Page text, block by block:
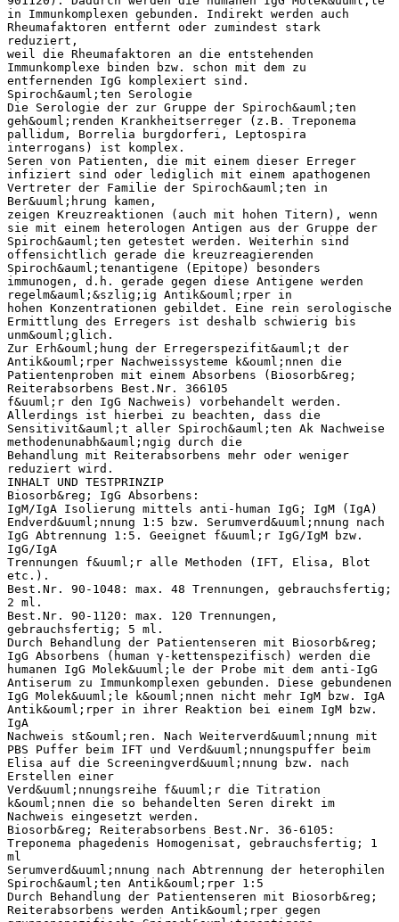
in Immunkomplexen gebunden. Indirekt werden auch
Rheumafaktoren entfernt oder zumindest stark
reduziert,
weil die Rheumafaktoren an die entstehenden
Immunkomplexe binden bzw. schon mit dem zu
entfernenden IgG komplexiert sind.
Spiroch&auml;ten Serologie
Die Serologie der zur Gruppe der Spiroch&auml;ten
geh&ouml;renden Krankheitserreger (z.B. Treponema
pallidum, Borrelia burgdorferi, Leptospira
interrogans) ist komplex.
Seren von Patienten, die mit einem dieser Erreger
infiziert sind oder lediglich mit einem apathogenen
Vertreter der Familie der Spiroch&auml;ten in
Ber&uuml;hrung kamen,
zeigen Kreuzreaktionen (auch mit hohen Titern), wenn
sie mit einem heterologen Antigen aus der Gruppe der
Spiroch&auml;ten getestet werden. Weiterhin sind
offensichtlich gerade die kreuzreagierenden
Spiroch&auml;tenantigene (Epitope) besonders
immunogen, d.h. gerade gegen diese Antigene werden
regelm&auml;&szlig;ig Antik&ouml;rper in
hohen Konzentrationen gebildet. Eine rein serologische
Ermittlung des Erregers ist deshalb schwierig bis
unm&ouml;glich.
Zur Erh&ouml;hung der Erregerspezifit&auml;t der
Antik&ouml;rper Nachweissysteme k&ouml;nnen die
Patientenproben mit einem Absorbens (Biosorb&reg;
Reiterabsorbens Best.Nr. 366105
f&uuml;r den IgG Nachweis) vorbehandelt werden.
Allerdings ist hierbei zu beachten, dass die
Sensitivit&auml;t aller Spiroch&auml;ten Ak Nachweise
methodenunabh&auml;ngig durch die
Behandlung mit Reiterabsorbens mehr oder weniger
reduziert wird.
INHALT UND TESTPRINZIP
Biosorb&reg; IgG Absorbens:
IgM/IgA Isolierung mittels anti-human IgG; IgM (IgA)
Endverd&uuml;nnung 1:5 bzw. Serumverd&uuml;nnung nach
IgG Abtrennung 1:5. Geeignet f&uuml;r IgG/IgM bzw.
IgG/IgA
Trennungen f&uuml;r alle Methoden (IFT, Elisa, Blot
etc.).
Best.Nr. 90-1048: max. 48 Trennungen, gebrauchsfertig;
2 ml.
Best.Nr. 90-1120: max. 120 Trennungen,
gebrauchsfertig; 5 ml.
Durch Behandlung der Patientenseren mit Biosorb&reg;
IgG Absorbens (human γ-kettenspezifisch) werden die
humanen IgG Molek&uuml;le der Probe mit dem anti-IgG
Antiserum zu Immunkomplexen gebunden. Diese gebundenen
IgG Molek&uuml;le k&ouml;nnen nicht mehr IgM bzw. IgA
Antik&ouml;rper in ihrer Reaktion bei einem IgM bzw.
IgA
Nachweis st&ouml;ren. Nach Weiterverd&uuml;nnung mit
PBS Puffer beim IFT und Verd&uuml;nnungspuffer beim
Elisa auf die Screeningverd&uuml;nnung bzw. nach
Erstellen einer
Verd&uuml;nnungsreihe f&uuml;r die Titration
k&ouml;nnen die so behandelten Seren direkt im
Nachweis eingesetzt werden.
Biosorb&reg; Reiterabsorbens Best.Nr. 36-6105:
Treponema phagedenis Homogenisat, gebrauchsfertig; 1
ml
Serumverd&uuml;nnung nach Abtrennung der heterophilen
Spiroch&auml;ten Antik&ouml;rper 1:5
Durch Behandlung der Patientenseren mit Biosorb&reg;
Reiterabsorbens werden Antik&ouml;rper gegen